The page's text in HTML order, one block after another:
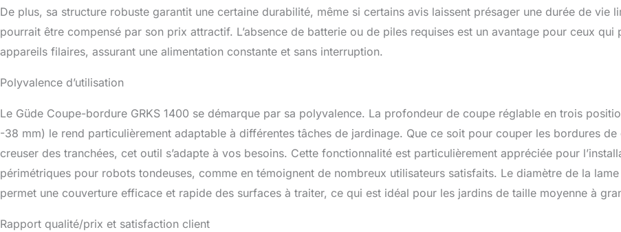
De plus, sa structure robuste garantit une certaine durabilité, même si certains avis laissent présager une durée de vie
pourrait être compensé par son prix attractif. L’absence de batterie ou de piles requises est un avantage pour ceux qui
appareils filaires, assurant une alimentation constante et sans interruption.
Polyvalence d’utilisation
Le Güde Coupe-bordure GRKS 1400 se démarque par sa polyvalence. La profondeur de coupe réglable en trois
-38 mm) le rend particulièrement adaptable à différentes tâches de jardinage. Que ce soit pour couper les bordures
creuser des tranchées, cet outil s’adapte à vos besoins. Cette fonctionnalité est particulièrement appréciée pour
périmétriques pour robots tondeuses, comme en témoignent de nombreux utilisateurs satisfaits. Le diamètre de la
permet une couverture efficace et rapide des surfaces à traiter, ce qui est idéal pour les jardins de taille moyenne à
Rapport qualité/prix et satisfaction client